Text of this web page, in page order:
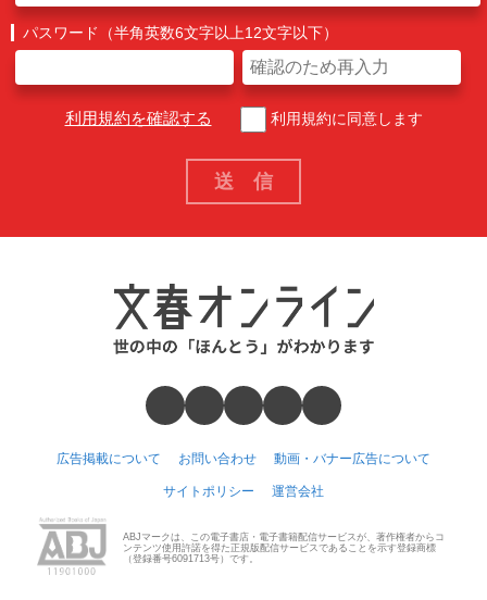
パスワード（半角英数6文字以上12文字以下）
利用規約を確認する 利用規約に同意します
広告掲載について お問い合わせ 動画・バナー広告について
サイトポリシー 運営会社
ABJマークは、この電子書店・電子書籍配信サービスが、著作権者からコ
ンテンツ使用許諾を得た正規版配信サービスであることを示す登録商標
（登録番号6091713号）です。